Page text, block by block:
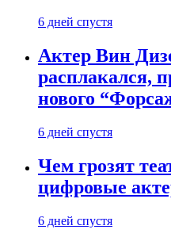
6 дней спустя
Актер Вин
расплакался,
нового
6 дней спустя
Чем грозят
цифровые
6 дней спустя